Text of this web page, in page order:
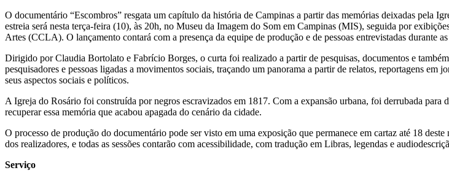
O documentário “Escombros” resgata um capítulo da história de Campinas a partir das memórias deixadas pela
estreia será nesta terça-feira (10), às 20h, no Museu da Imagem do Som em Campinas (MIS), seguida por
Artes (CCLA). O lançamento contará com a presença da equipe de produção e de pessoas entrevistadas durante
Dirigido por Claudia Bortolato e Fabrício Borges, o curta foi realizado a partir de pesquisas, documentos e
pesquisadores e pessoas ligadas a movimentos sociais, traçando um panorama a partir de relatos, reportagens
seus aspectos sociais e políticos.
A Igreja do Rosário foi construída por negros escravizados em 1817. Com a expansão urbana, foi derrubada
recuperar essa memória que acabou apagada do cenário da cidade.
O processo de produção do documentário pode ser visto em uma exposição que permanece em cartaz até 18
dos realizadores, e todas as sessões contarão com acessibilidade, com tradução em Libras, legendas e
Serviço